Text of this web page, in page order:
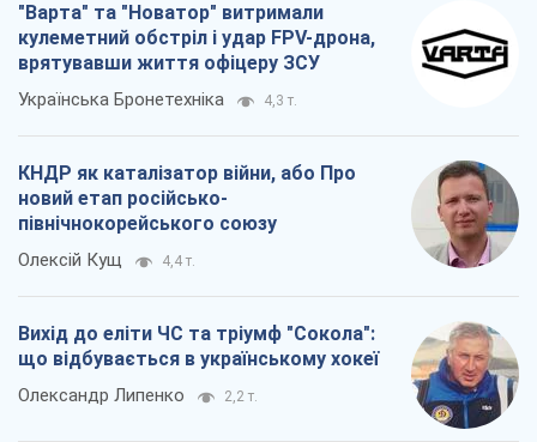
"Варта" та "Новатор" витримали
кулеметний обстріл і удар FPV-дрона,
врятувавши життя офіцеру ЗСУ
Українська Бронетехніка 4,3 т.
КНДР як каталізатор війни, або Про
новий етап російсько-
північнокорейського союзу
Олексій Кущ 4,4 т.
Вихід до еліти ЧС та тріумф "Сокола":
що відбувається в українському хокеї
Олександр Липенко 2,2 т.